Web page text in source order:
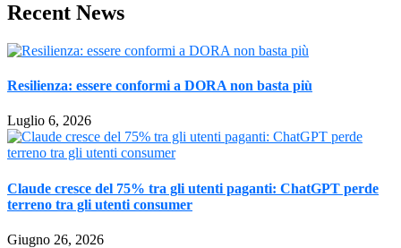
Recent News
Resilienza: essere conformi a DORA non basta più
Luglio 6, 2026
Claude cresce del 75% tra gli utenti paganti: ChatGPT perde
terreno tra gli utenti consumer
Giugno 26, 2026